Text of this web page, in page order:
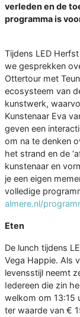
verleden en de
programma is
Tijdens LED
we gesprekken
Ottertour met
ecosysteem van
kunstwerk,
Kunstenaar Eva
geven een
om na te denken
het strand en de
kunstenaar en
je een eigen
volledige
almere.nl/
Eten
De lunch tijdens
Vega Happie. Als
levensstijl neemt
Iedereen die zin
welkom om 13:15
ter waarde van €